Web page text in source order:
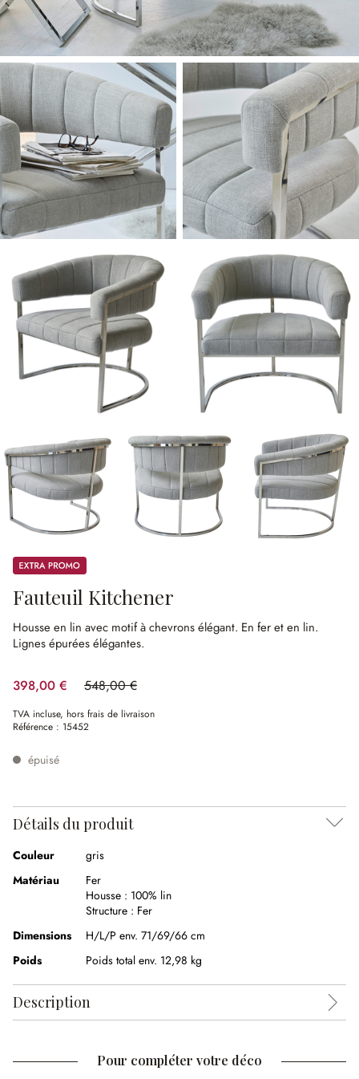
Promos
Fauteuil Kitchener
Housse en lin avec motif à chevrons élégant. En fer et en lin.
Lignes épurées élégantes.
398,00 € 548,00 €
(27.37%spared)
TVA incluse, hors frais de livraison
Référence : 15452
épuisé
Détails du produit
Couleur
gris
Matériau
Fer
Housse : 100% lin
Structure : Fer
Dimensions
H/L/P env. 71/69/66 cm
Poids
Poids total env. 12,98 kg
Description
Pour compléter votre déco